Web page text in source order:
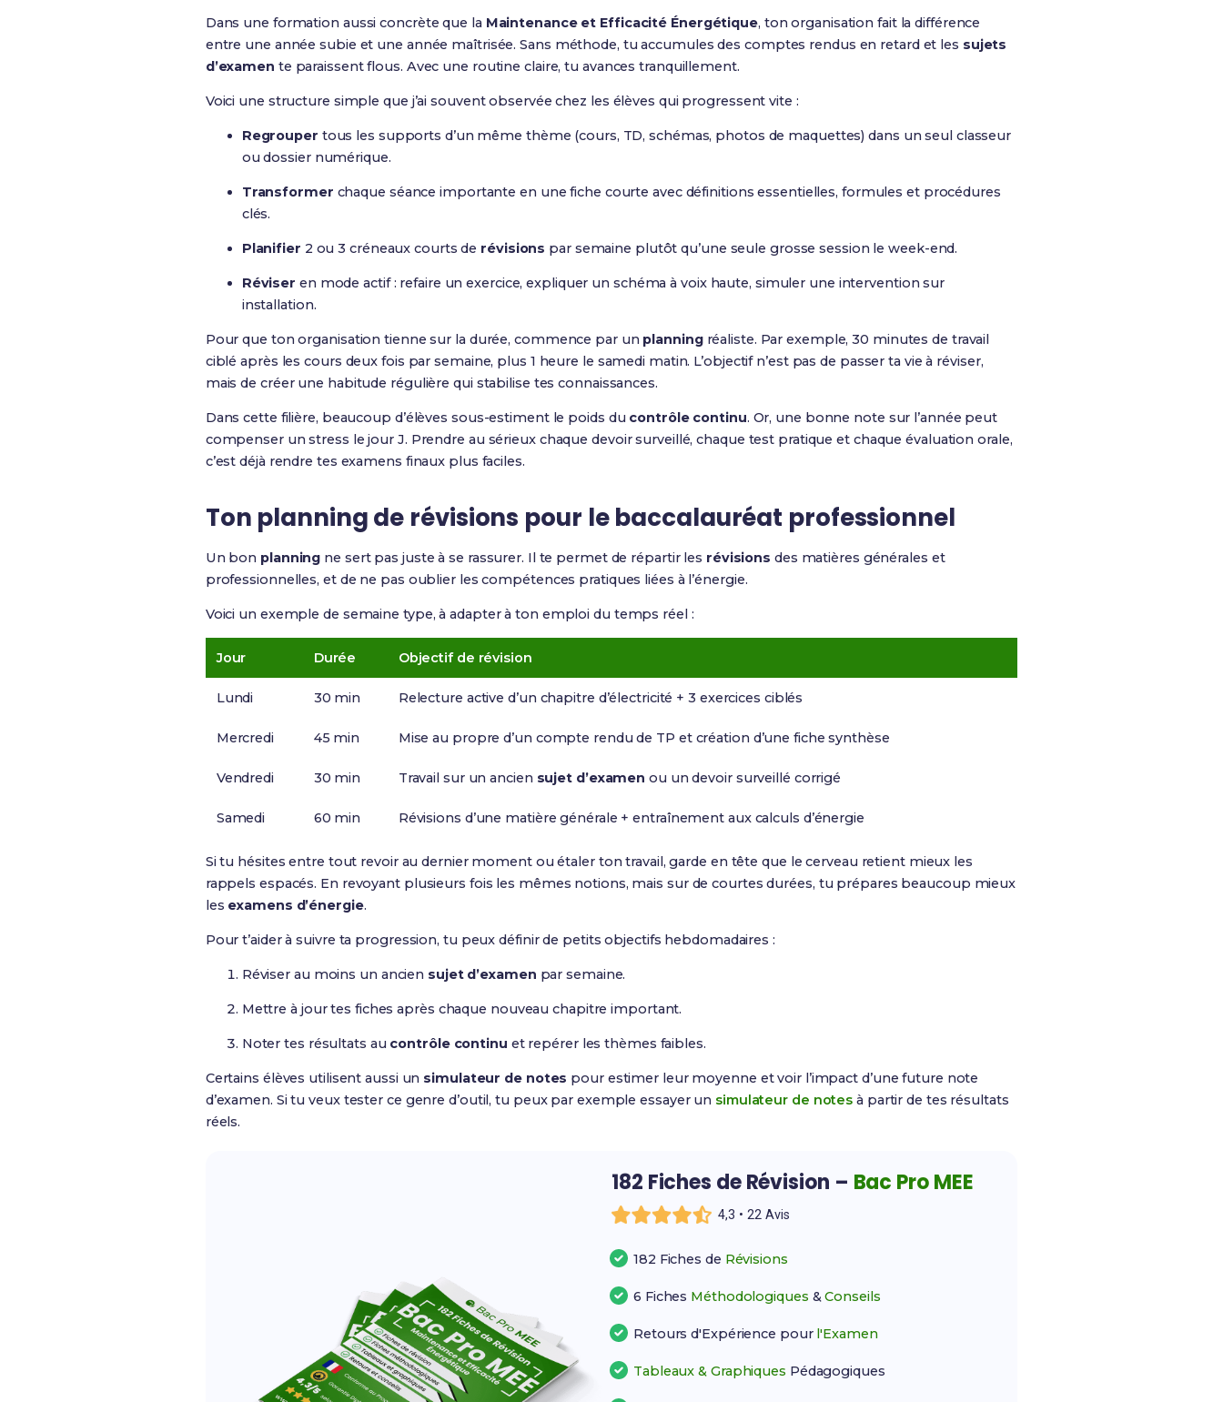
Dans une formation aussi concrète que la Maintenance et Efficacité Énergétique, ton organisation fait la différence
entre une année subie et une année maîtrisée. Sans méthode, tu accumules des comptes rendus en retard et les sujets
d’examen te paraissent flous. Avec une routine claire, tu avances tranquillement.
Voici une structure simple que j’ai souvent observée chez les élèves qui progressent vite :
Regrouper tous les supports d’un même thème (cours, TD, schémas, photos de maquettes) dans un seul classeur
ou dossier numérique.
Transformer chaque séance importante en une fiche courte avec définitions essentielles, formules et procédures
clés.
Planifier 2 ou 3 créneaux courts de révisions par semaine plutôt qu’une seule grosse session le week-end.
Réviser en mode actif : refaire un exercice, expliquer un schéma à voix haute, simuler une intervention sur
installation.
Pour que ton organisation tienne sur la durée, commence par un planningréaliste. Par exemple, 30 minutes de travail
ciblé après les cours deux fois par semaine, plus 1 heure le samedi matin. L’objectif n’est pas de passer ta vie à réviser,
mais de créer une habitude régulière qui stabilise tes connaissances.
Dans cette filière, beaucoup d’élèves sous-estiment le poids du contrôle continu. Or, une bonne note sur l’année peut
compenser un stress le jour J. Prendre au sérieux chaque devoir surveillé, chaque test pratique et chaque évaluation orale,
c’est déjà rendre tes examens finaux plus faciles.
Ton planning de révisions pour le baccalauréat professionnel
Un bon planning ne sert pas juste à se rassurer. Il te permet de répartir les révisions des matières générales et
professionnelles, et de ne pas oublier les compétences pratiques liées à l’énergie.
Voici un exemple de semaine type, à adapter à ton emploi du temps réel :
Jour Durée Objectif de révision
Lundi 30 min Relecture active d’un chapitre d’électricité + 3 exercices ciblés
Mercredi 45 min Mise au propre d’un compte rendu de TP et création d’une fiche synthèse
Vendredi 30 min Travail sur un ancien sujet d’examen ou un devoir surveillé corrigé
Samedi 60 min Révisions d’une matière générale + entraînement aux calculs d’énergie
Si tu hésites entre tout revoir au dernier moment ou étaler ton travail, garde en tête que le cerveau retient mieux les
rappels espacés. En revoyant plusieurs fois les mêmes notions, mais sur de courtes durées, tu prépares beaucoup mieux
les examens d’énergie.
Pour t’aider à suivre ta progression, tu peux définir de petits objectifs hebdomadaires :
Réviser au moins un ancien sujet d’examen par semaine.
Mettre à jour tes fiches après chaque nouveau chapitre important.
Noter tes résultats au contrôle continu et repérer les thèmes faibles.
Certains élèves utilisent aussi un simulateur de notes pour estimer leur moyenne et voir l’impact d’une future note
d’examen. Si tu veux tester ce genre d’outil, tu peux par exemple essayer un simulateur de notes à partir de tes résultats
réels.
182 Fiches de Révision – Bac Pro MEE
4,3 • 22 Avis
182 Fiches de Révisions
6 Fiches Méthodologiques &Conseils
Retours d'Expérience pour l'Examen
Tableaux & Graphiques Pédagogiques